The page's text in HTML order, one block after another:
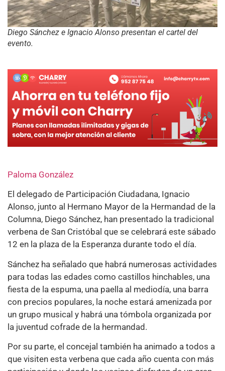
Diego Sánchez e Ignacio Alonso presentan el cartel del
evento.
Paloma González
El delegado de Participación Ciudadana, Ignacio
Alonso, junto al Hermano Mayor de la Hermandad de la
Columna, Diego Sánchez, han presentado la tradicional
verbena de San Cristóbal que se celebrará este sábado
12 en la plaza de la Esperanza durante todo el día.
Sánchez ha señalado que habrá numerosas actividades
para todas las edades como castillos hinchables, una
fiesta de la espuma, una paella al mediodía, una barra
con precios populares, la noche estará amenizada por
un grupo musical y habrá una tómbola organizada por
la juventud cofrade de la hermandad.
Por su parte, el concejal también ha animado a todos a
que visiten esta verbena que cada año cuenta con más